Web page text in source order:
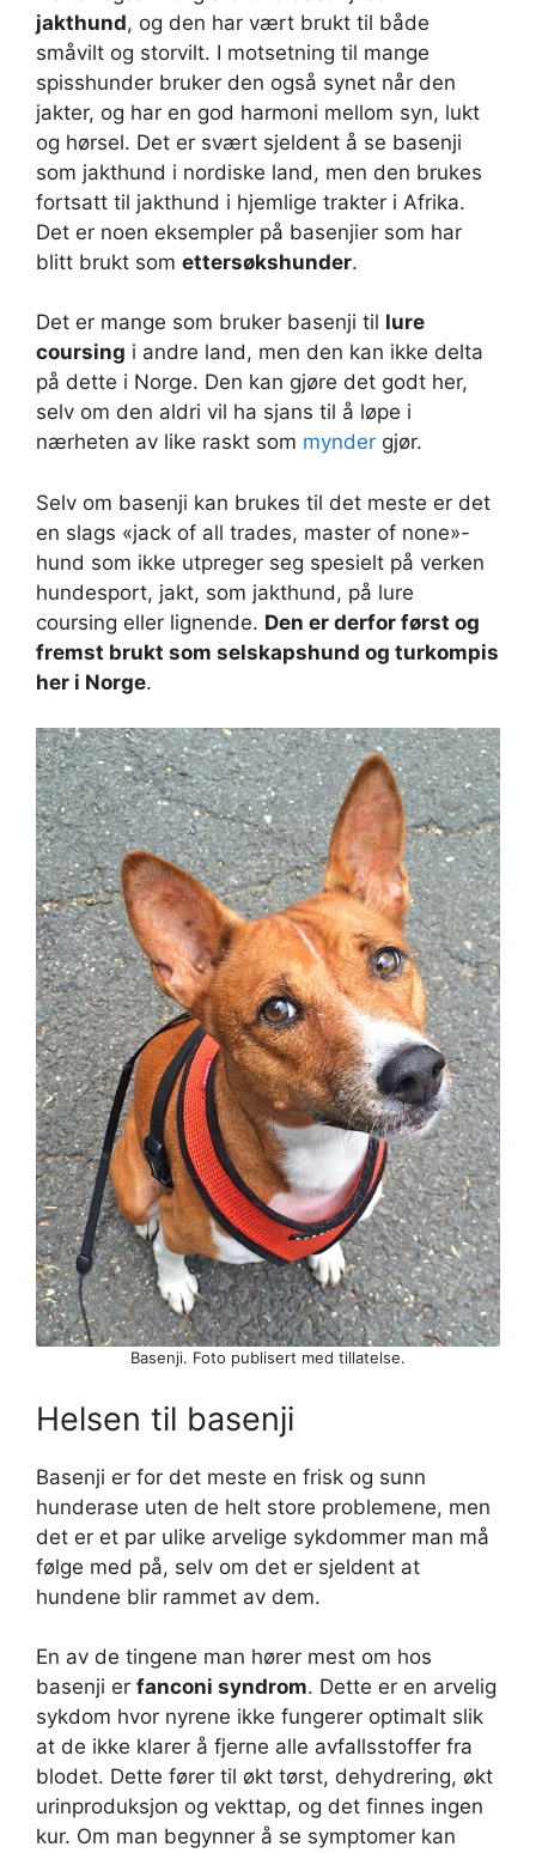
jakthund, og den har vært brukt til både
småvilt og storvilt. I motsetning til mange
spisshunder bruker den også synet når den
jakter, og har en god harmoni mellom syn, lukt
og hørsel. Det er svært sjeldent å se basenji
som jakthund i nordiske land, men den brukes
fortsatt til jakthund i hjemlige trakter i Afrika.
Det er noen eksempler på basenjier som har
blitt brukt som ettersøkshunder.
Det er mange som bruker basenji til lure
coursing i andre land, men den kan ikke delta
på dette i Norge. Den kan gjøre det godt her,
selv om den aldri vil ha sjans til å løpe i
nærheten av like raskt som mynder gjør.
Selv om basenji kan brukes til det meste er det
en slags «jack of all trades, master of none»-
hund som ikke utpreger seg spesielt på verken
hundesport, jakt, som jakthund, på lure
coursing eller lignende. Den er derfor først og
fremst brukt som selskapshund og turkompis
her i Norge.
Basenji. Foto publisert med tillatelse.
Helsen til basenji
Basenji er for det meste en frisk og sunn
hunderase uten de helt store problemene, men
det er et par ulike arvelige sykdommer man må
følge med på, selv om det er sjeldent at
hundene blir rammet av dem.
En av de tingene man hører mest om hos
basenji er fanconi syndrom. Dette er en arvelig
sykdom hvor nyrene ikke fungerer optimalt slik
at de ikke klarer å fjerne alle avfallsstoffer fra
blodet. Dette fører til økt tørst, dehydrering, økt
urinproduksjon og vekttap, og det finnes ingen
kur. Om man begynner å se symptomer kan